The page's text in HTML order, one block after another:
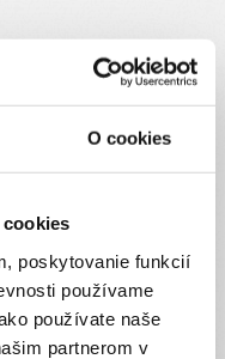
O cookies
poskytovanie funkcií
používame
používate naše
partnerom v
nám
meningitída.
pár mesiacmi im lekári
rehabilitáciám, obrovskej
jeho cesta sa ešte